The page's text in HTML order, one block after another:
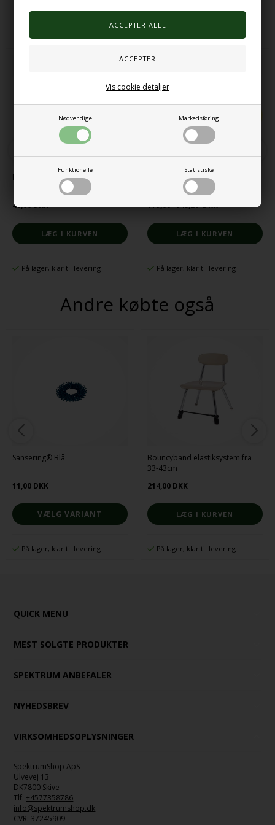
Nødvendige Markedsføring
Funktionelle Statistiske
Vis cookie detaljer
Alternative produkter
Pipette, stor
40,00 DKK
På lager, klar til levering
Anti-stress bolde med glimmer –
sæt med 6 stk.
179,00 143,20 DKK
På lager, klar til levering
Andre købte også
Sansering® Blå
11,00 DKK
VÆLG VARIANT
På lager, klar til levering
Bouncyband elastiksystem fra
33-43cm
214,00 DKK
På lager, klar til levering
QUICK MENU
MEST SOLGTE PRODUKTER
SPEKTRUM ANBEFALER
NYHEDSBREV
VIRKSOMHEDSOPLYSNINGER
SpektrumShop ApS
Ulvevej 13
DK7800 Skive
Tlf. +4577358786
info@spektrumshop.dk
CVR: 37245909